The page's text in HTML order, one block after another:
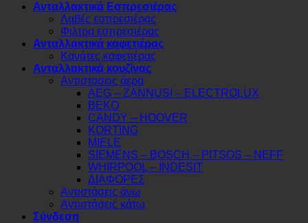
Ανταλλακτικά Εσπρεσιέρας
Λαβές εσπρεσιέρας
Φιλτρα εσπρεσιέρας
Ανταλλακτικά καφετιέρας
Κανάτες καφετιέρας
Ανταλλακτικά κουζίνας
Αντιστασεις άερα
AEG – ZANNUSI – ELECTROLUX
BEKO
CANDY – HOOVER
KORTING
MIELE
SIEMENS – BOSCH – PITSOS – NEFF
WHIRPOOL – INDESIT
ΔΙΑΦΟΡΕΣ
Αντιστάσεις άνω
Αντιστάσεις κάτω
Σύνδεση